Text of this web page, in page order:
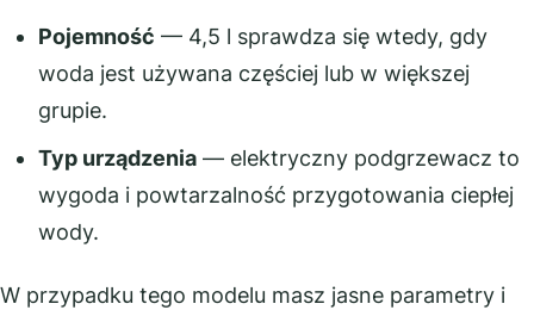
Pojemność — 4,5 l sprawdza się wtedy, gdy
woda jest używana częściej lub w większej
grupie.
Typ urządzenia— elektryczny podgrzewacz to
wygoda i powtarzalność przygotowania ciepłej
wody.
W przypadku tego modelu masz jasne parametry i